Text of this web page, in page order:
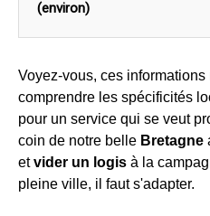
(environ)
Voyez-vous, ces
comprendre les spécificités
pour un service qui se veut
coin de notre belle Bretagne
etvider un logis à la
pleine ville, il faut s'adapter.